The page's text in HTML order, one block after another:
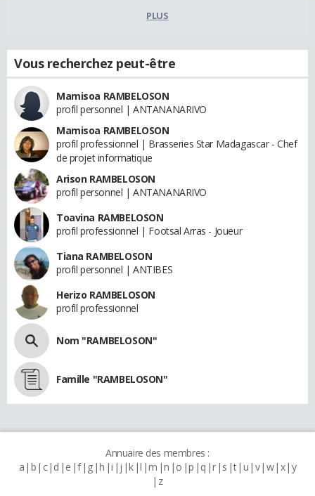
PLUS
Vous recherchez peut-être
Mamisoa RAMBELOSON
profil personnel | ANTANANARIVO
Mamisoa RAMBELOSON
profil professionnel | Brasseries Star Madagascar - Chef
de projet informatique
Arison RAMBELOSON
profil personnel | ANTANANARIVO
Toavina RAMBELOSON
profil professionnel | Footsal Arras - Joueur
Tiana RAMBELOSON
profil personnel | ANTIBES
Herizo RAMBELOSON
profil professionnel
Nom "RAMBELOSON"
Famille "RAMBELOSON"
Annuaire des membres :
a b c d e f g h i j k l m n o p q r s t u v w x y
z